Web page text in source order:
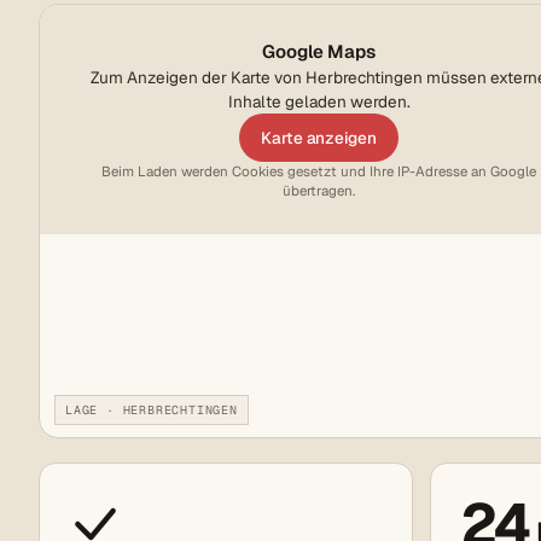
Google Maps
Zum Anzeigen der Karte von Herbrechtingen müssen
Inhalte geladen werden.
Karte anzeigen
Beim Laden werden Cookies gesetzt und Ihre IP-Adresse an Google
übertragen.
LAGE · HERBRECHTINGEN
24